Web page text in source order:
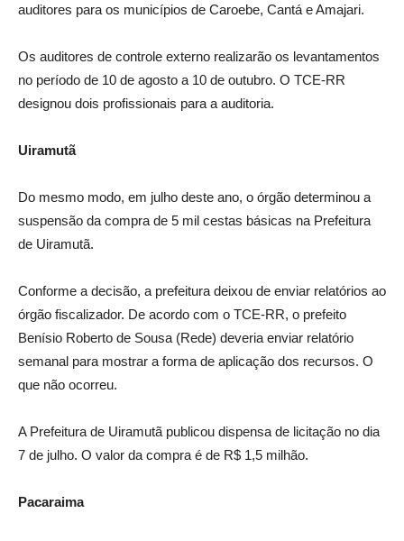
auditores para os municípios de Caroebe, Cantá e Amajari.
Os auditores de controle externo realizarão os levantamentos
no período de 10 de agosto a 10 de outubro. O TCE-RR
designou dois profissionais para a auditoria.
Uiramutã
Do mesmo modo, em julho deste ano, o órgão determinou a
suspensão da compra de 5 mil cestas básicas na Prefeitura
de Uiramutã.
Conforme a decisão, a prefeitura deixou de enviar relatórios ao
órgão fiscalizador. De acordo com o TCE-RR, o prefeito
Benísio Roberto de Sousa (Rede) deveria enviar relatório
semanal para mostrar a forma de aplicação dos recursos. O
que não ocorreu.
A Prefeitura de Uiramutã publicou dispensa de licitação no dia
7 de julho. O valor da compra é de R$ 1,5 milhão.
Pacaraima